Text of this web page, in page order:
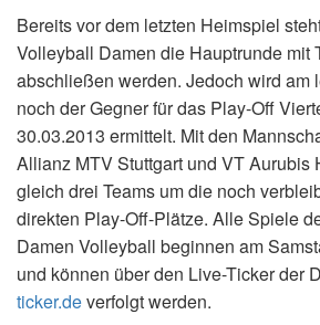
Bereits vor dem letzten Heimspiel
Volleyball Damen die Hauptrunde mit
abschließen werden. Jedoch wird am
noch der Gegner für das Play-Off
30.03.2013 ermittelt. Mit den
Allianz MTV Stuttgart und VT Aurubis
gleich drei Teams um die noch
direkten Play-Off-Plätze. Alle Spiele
Damen Volleyball beginnen am
und können über den Live-Ticker der
ticker.deverfolgt werden.